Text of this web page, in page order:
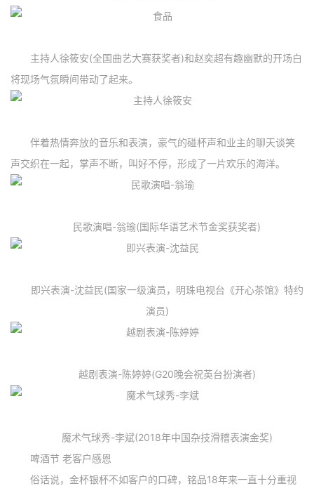
主持人徐筱安(全国曲艺大赛获奖者)和赵奕超有趣幽默的开场白
将现场气氛瞬间带动了起来。
伴着热情奔放的音乐和表演，豪气的碰杯声和业主的聊天谈笑
声交织在一起，掌声不断，叫好不停，形成了一片欢乐的海洋。
民歌演唱-翁瑜(国际华语艺术节金奖获奖者)
即兴表演-沈益民(国家一级演员，明珠电视台《开心茶馆》特约
演员)
越剧表演-陈婷婷(G20晚会祝英台扮演者)
魔术气球秀-李斌(2018年中国杂技滑稽表演金奖)
啤酒节 老客户感恩
俗话说，金杯银杯不如客户的口碑，铭品18年来一直十分重视